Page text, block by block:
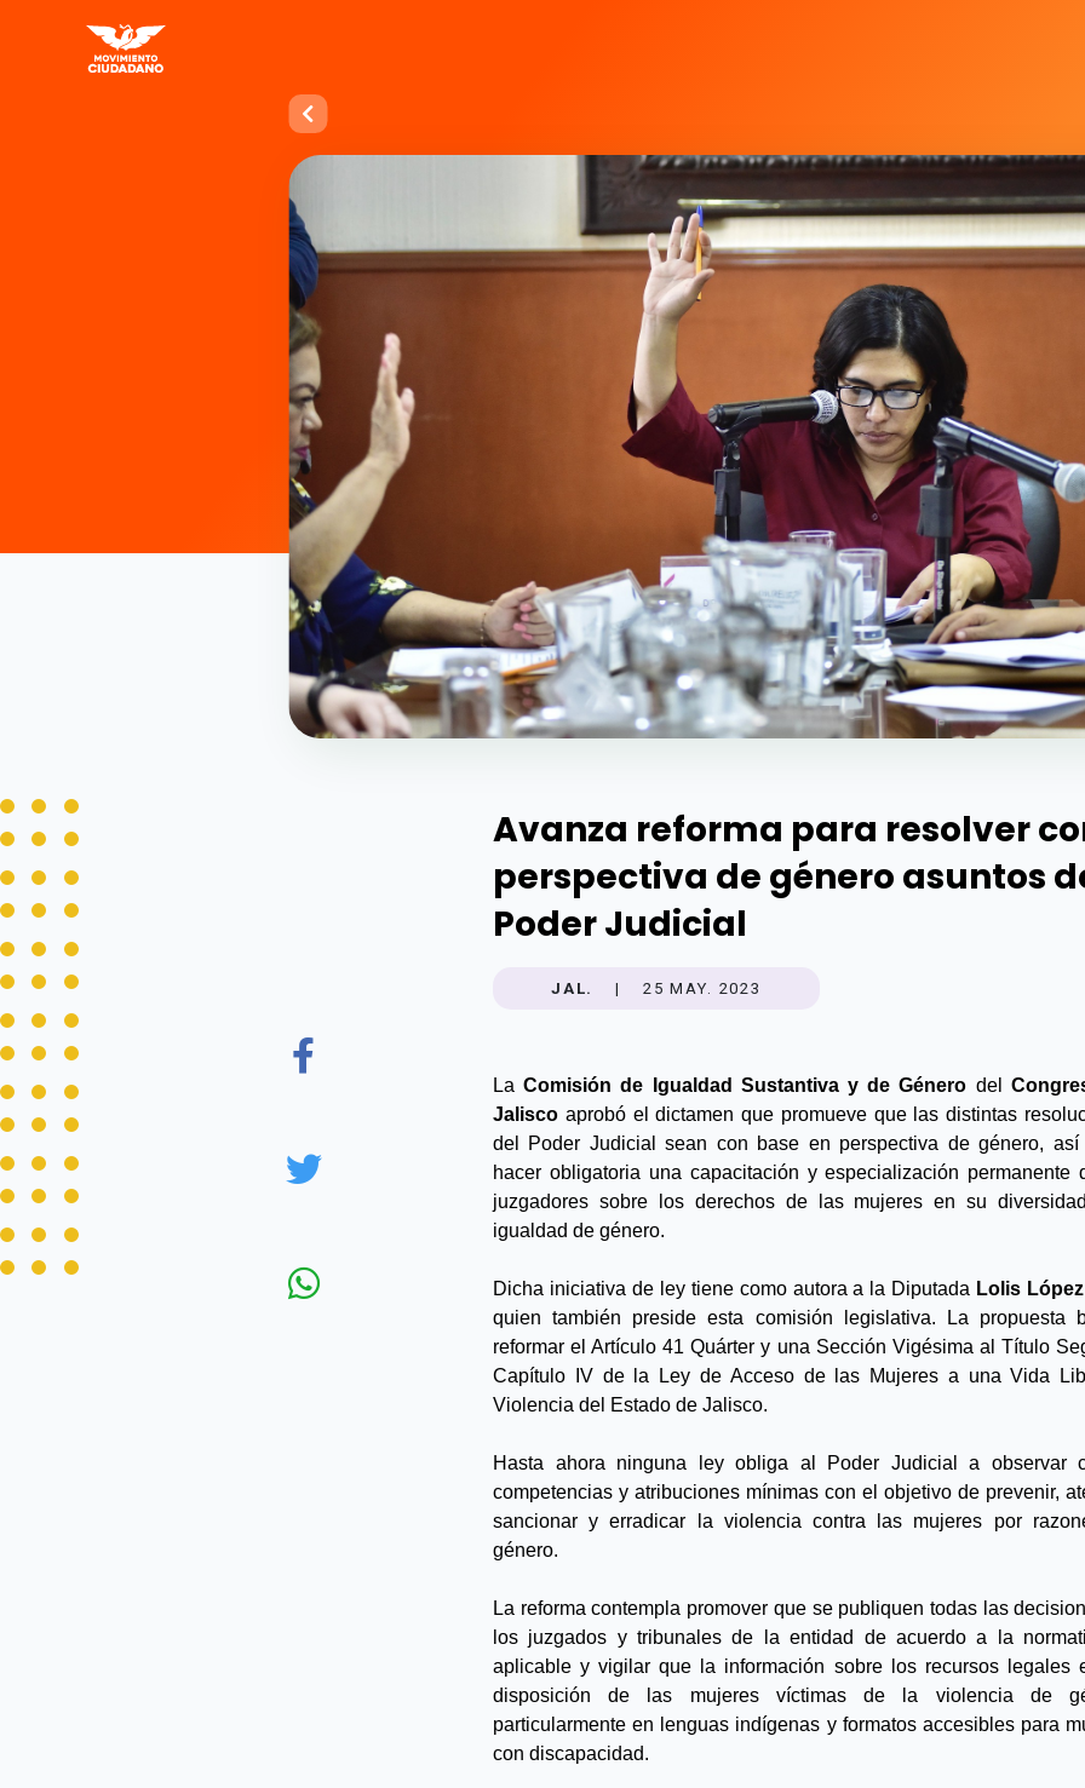
Avanza reforma para resolver
perspectiva de género asuntos
Poder Judicial
JAL. | 25 MAY. 2023
La Comisión de Igualdad Sustantiva y de Género del
Jalisco aprobó el dictamen que promueve que las distintas
del Poder Judicial sean con base en perspectiva de género, así
hacer obligatoria una capacitación y especialización permanente
juzgadores sobre los derechos de las mujeres en su
igualdad de género.
Dicha iniciativa de ley tiene como autora a la Diputada Lolis
quien también preside esta comisión legislativa. La propuesta
reformar el Artículo 41 Quárter y una Sección Vigésima al Título
Capítulo IV de la Ley de Acceso de las Mujeres a una Vida
Violencia del Estado de Jalisco.
Hasta ahora ninguna ley obliga al Poder Judicial a observar
competencias y atribuciones mínimas con el objetivo de prevenir,
sancionar y erradicar la violencia contra las mujeres por
género.
La reforma contempla promover que se publiquen todas las
los juzgados y tribunales de la entidad de acuerdo a la
aplicable y vigilar que la información sobre los recursos legales
disposición de las mujeres víctimas de la violencia de
particularmente en lenguas indígenas y formatos accesibles para
con discapacidad.